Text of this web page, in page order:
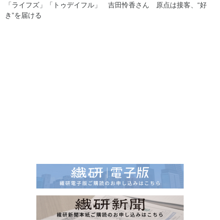
「ライフズ」「トゥデイフル」 吉田怜香さん 原点は接客、“好
き”を届ける